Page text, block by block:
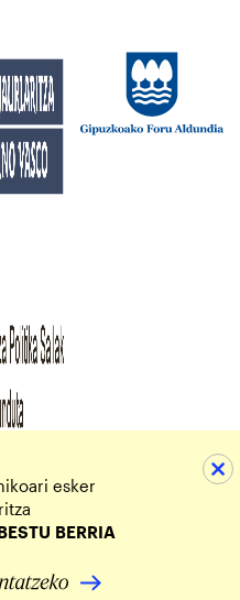
esker
BERRIA